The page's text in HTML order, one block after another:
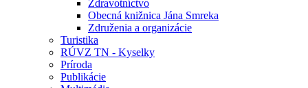
Zdravotníctvo
Obecná knižnica Jána Smreka
Združenia a organizácie
Turistika
RÚVZ TN - Kyselky
Príroda
Publikácie